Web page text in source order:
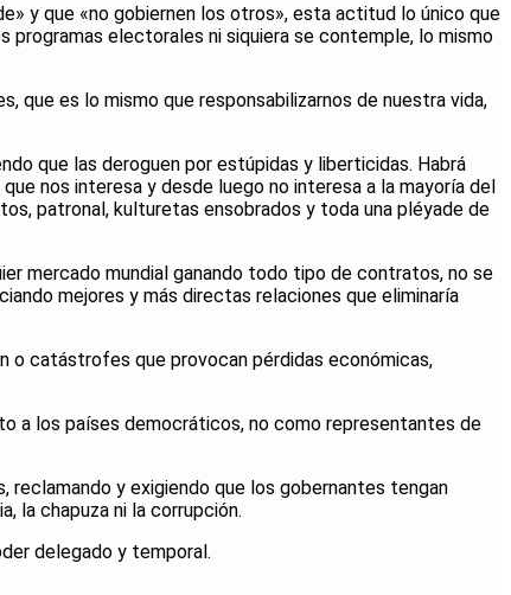
y que «no gobiernen los otros», esta actitud lo único que
electorales ni siquiera se contemple, lo mismo
que es lo mismo que responsabilizarnos de nuestra vida,
que las deroguen por estúpidas y liberticidas. Habrá
nos interesa y desde luego no interesa a la mayoría del
patronal, kulturetas ensobrados y toda una pléyade de
mercado mundial ganando todo tipo de contratos, no se
mejores y más directas relaciones que eliminaría
o catástrofes que provocan pérdidas económicas,
a los países democráticos, no como representantes de
reclamando y exigiendo que los gobernantes tengan
la chapuza ni la corrupción.
delegado y temporal.